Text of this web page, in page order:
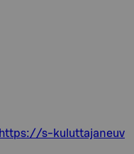
https://s-kuluttajaneuv